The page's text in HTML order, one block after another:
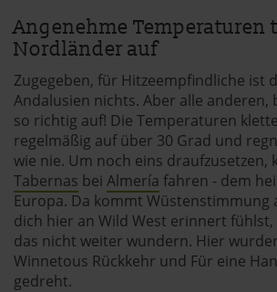
Angenehme Temperaturen
Nordländer auf
Zugegeben, für Hitzeempfindliche ist
Andalusien nichts. Aber alle anderen,
so richtig auf! Die Temperaturen
regelmäßig auf über 30 Grad und
wie nie. Um noch eins draufzusetzen,
Tabernas bei Almería fahren - dem
Europa. Da kommt Wüstenstimmung
dich hier an Wild West erinnert
das nicht weiter wundern. Hier
Winnetous Rückkehr und Für eine
gedreht.